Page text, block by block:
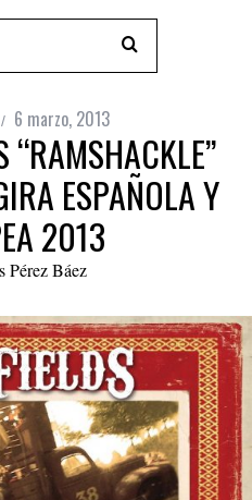
6 marzo, 2013
“RAMSHACKLE”
ESPAÑOLA Y
2013
Pérez Báez